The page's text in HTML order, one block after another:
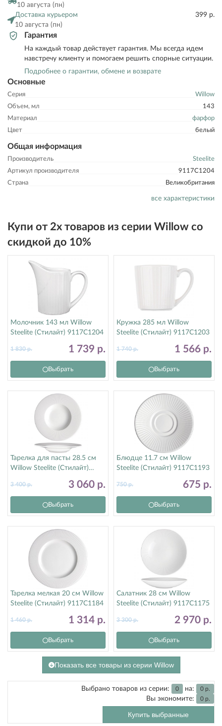
Основные
Серия
Willow
Объем, мл
143
Материал
фарфор
Цвет
белый
Общая информация
Производитель
Steelite
Артикул производителя
9117C1204
Страна
Великобритания
все характеристики
10 августа (пн)
Доставка курьером
10 августа (пн)
399 р.
Гарантия
На каждый товар действует гарантия. Мы всегда идем
навстречу клиенту и помогаем решить спорные ситуации.
Подробнее о гарантии, обмене и возврате
Купи от 2х товаров из серии Willow со
скидкой до 10%
Молочник 143 мл Willow
Steelite (Стилайт) 9117C1204
1 739 р.
1 830р.
Выбрать
Кружка 285 мл Willow
Steelite (Стилайт) 9117C1203
1 566 р.
1 740р.
Выбрать
Тарелка для пасты 28.5 см
Willow Steelite (Стилайт)
3 060 р.
3 400р.
Выбрать
Блюдце 11.7 см Willow
Steelite (Стилайт) 9117C1193
675 р.
750р.
Выбрать
Тарелка мелкая 20 см Willow
Steelite (Стилайт) 9117C1184
1 314 р.
1 460р.
Выбрать
Салатник 28 см Willow
Steelite (Стилайт) 9117C1175
2 970 р.
3 300р.
Выбрать
Показать все товары из серии Willow
Выбрано товаров из серии: 0 на: 0 р.
Вы экономите: 0 р.
Купить выбранные